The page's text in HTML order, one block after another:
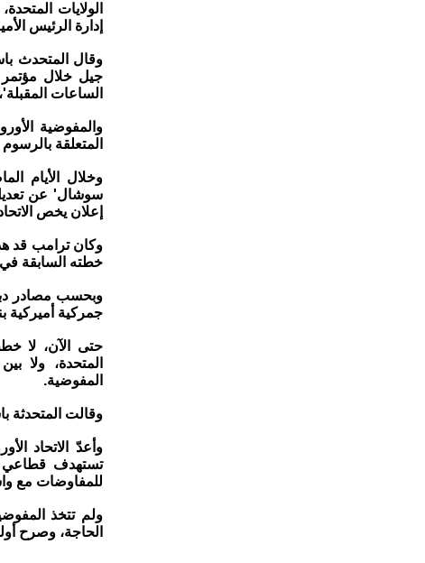
الولايات
إدارة الرئيس
وقال المتحدث
جيل خلال
الساعات
والمفوضية
المتعلقة بالرسوم الجمركية
وخلال الأيام
سوشال' عن
إعلان يخص
خطته السابقة في
وبحسب مصادر
جمركية أميركية بنسبة 10% على الواردات الأوروبية مع
حتى الآن، لا
المتحدة، ولا
المفوضية.
وقالت المتحدثة
وأعدّ الاتحاد
للمفاوضات مع
ولم تتخذ
الحاجة، وصرح